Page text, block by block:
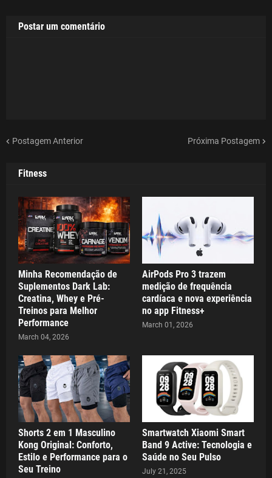
Postar um comentário
Postagem Anterior Próxima Postagem
Fitness
Minha Recomendação de
Suplementos Dark Lab:
Creatina, Whey e Pré-
Treinos para Melhor
Performance
March 04, 2026
AirPods Pro 3 trazem
medição de frequência
cardíaca e nova experiência
no app Fitness+
March 01, 2026
Shorts 2 em 1 Masculino
Kong Original: Conforto,
Estilo e Performance para o
Seu Treino
Smartwatch Xiaomi Smart
Band 9 Active: Tecnologia e
Saúde no Seu Pulso
July 21, 2025